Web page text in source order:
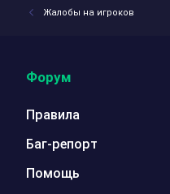
Жалобы на игроков
Форум
Правила
Баг-репорт
Помощь